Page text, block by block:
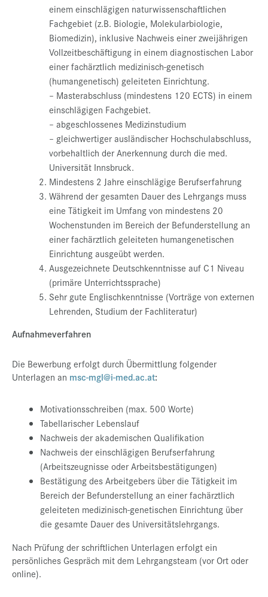
einem einschlägigen naturwissenschaftlichen
Fachgebiet (z.B. Biologie, Molekularbiologie,
Biomedizin), inklusive Nachweis einer zweijährigen
Vollzeitbeschäftigung in einem diagnostischen Labor
einer fachärztlich medizinisch-genetisch
(humangenetisch) geleiteten Einrichtung.
– Masterabschluss (mindestens 120 ECTS) in einem
einschlägigen Fachgebiet.
– abgeschlossenes Medizinstudium
– gleichwertiger ausländischer Hochschulabschluss,
vorbehaltlich der Anerkennung durch die med.
Universität Innsbruck.
Mindestens 2 Jahre einschlägige Berufserfahrung
Während der gesamten Dauer des Lehrgangs muss
eine Tätigkeit im Umfang von mindestens 20
Wochenstunden im Bereich der Befunderstellung an
einer fachärztlich geleiteten humangenetischen
Einrichtung ausgeübt werden.
Ausgezeichnete Deutschkenntnisse auf C1 Niveau
(primäre Unterrichtssprache)
Sehr gute Englischkenntnisse (Vorträge von externen
Lehrenden, Studium der Fachliteratur)
Aufnahmeverfahren
Die Bewerbung erfolgt durch Übermittlung folgender
Unterlagen an msc-mgl@i-med.ac.at:
Motivationsschreiben (max. 500 Worte)
Tabellarischer Lebenslauf
Nachweis der akademischen Qualifikation
Nachweis der einschlägigen Berufserfahrung
(Arbeitszeugnisse oder Arbeitsbestätigungen)
Bestätigung des Arbeitgebers über die Tätigkeit im
Bereich der Befunderstellung an einer fachärztlich
geleiteten medizinisch-genetischen Einrichtung über
die gesamte Dauer des Universitätslehrgangs.
Nach Prüfung der schriftlichen Unterlagen erfolgt ein
persönliches Gespräch mit dem Lehrgangsteam (vor Ort oder
online).